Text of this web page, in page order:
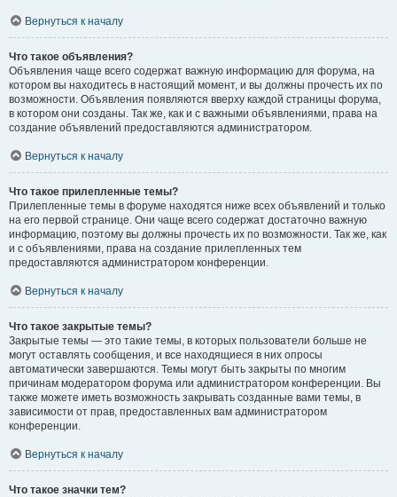
Вернуться к началу
Что такое объявления?
Объявления чаще всего содержат важную информацию для форума, на
котором вы находитесь в настоящий момент, и вы должны прочесть их по
возможности. Объявления появляются вверху каждой страницы форума,
в котором они созданы. Так же, как и с важными объявлениями, права на
создание объявлений предоставляются администратором.
Вернуться к началу
Что такое прилепленные темы?
Прилепленные темы в форуме находятся ниже всех объявлений и только
на его первой странице. Они чаще всего содержат достаточно важную
информацию, поэтому вы должны прочесть их по возможности. Так же, как
и с объявлениями, права на создание прилепленных тем
предоставляются администратором конференции.
Вернуться к началу
Что такое закрытые темы?
Закрытые темы — это такие темы, в которых пользователи больше не
могут оставлять сообщения, и все находящиеся в них опросы
автоматически завершаются. Темы могут быть закрыты по многим
причинам модератором форума или администратором конференции. Вы
также можете иметь возможность закрывать созданные вами темы, в
зависимости от прав, предоставленных вам администратором
конференции.
Вернуться к началу
Что такое значки тем?